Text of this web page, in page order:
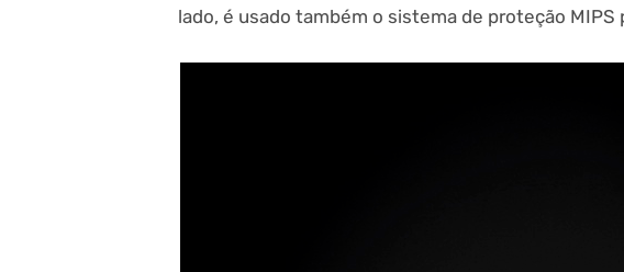
lado, é usado também o sistema de proteção MIPS